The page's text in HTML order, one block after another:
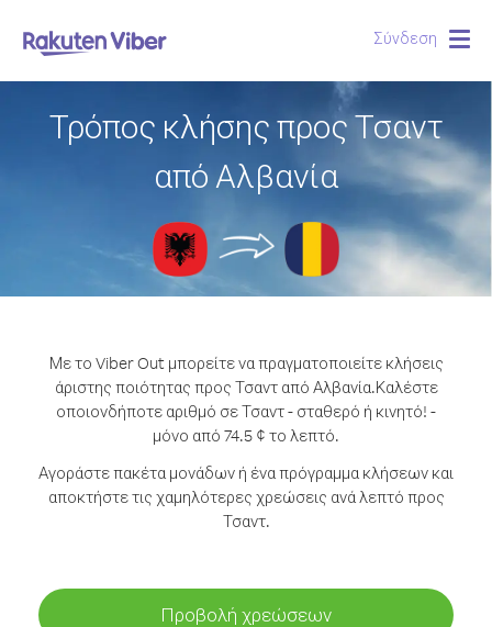
Σύνδεση
Τρόπος κλήσης προς Τσαντ
από Αλβανία
Με το Viber Out μπορείτε να πραγματοποιείτε κλήσεις
άριστης ποιότητας προς Τσαντ από Αλβανία.Καλέστε
οποιονδήποτε αριθμό σε Τσαντ - σταθερό ή κινητό! -
μόνο από 74.5 ¢ το λεπτό.
Αγοράστε πακέτα μονάδων ή ένα πρόγραμμα κλήσεων και
αποκτήστε τις χαμηλότερες χρεώσεις ανά λεπτό προς
Τσαντ.
Προβολή χρεώσεων